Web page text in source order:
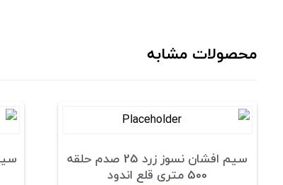
محصولات مشابه
سیم افشان نسوز زرد 25 صدم حلقه
500 متری قلع اندود